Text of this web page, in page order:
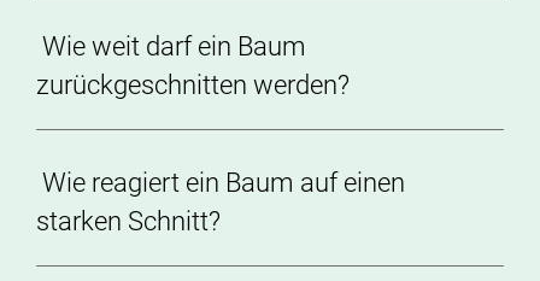
Wie weit darf ein Baum
zurückgeschnitten werden?
Wie reagiert ein Baum auf einen
starken Schnitt?